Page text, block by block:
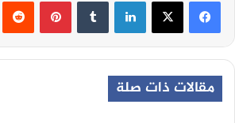
مقالات ذات صلة